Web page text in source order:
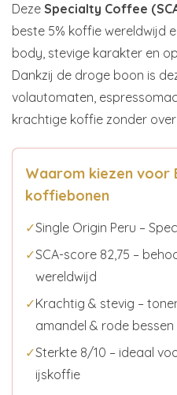
Deze Specialty Coffee
beste 5% koffie wereldwijd
body, stevige karakter en
Dankzij de droge boon is
volautomaten,
krachtige koffie zonder
Waarom kiezen voor
koffiebonen
✓Single Origin Peru –
✓SCA-score 82,75 –
wereldwijd
✓Krachtig & stevig –
amandel & rode bessen
✓Sterkte 8/10 – ideaal
ijskoffie